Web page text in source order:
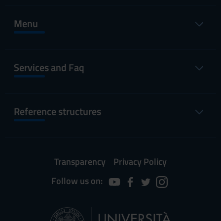
Menu
Services and Faq
Reference structures
Transparency
Privacy Policy
Follow us on: